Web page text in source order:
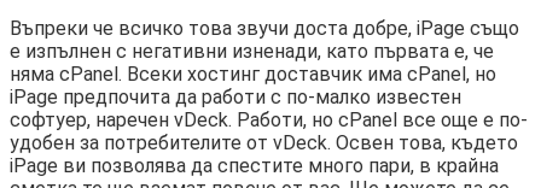
Въпреки че всичко това звучи доста добре, iPage също
е изпълнен с негативни изненади, като първата е, че
няма cPanel. Всеки хостинг доставчик има cPanel, но
iPage предпочита да работи с по-малко известен
софтуер, наречен vDeck. Работи, но cPanel все още е по-
удобен за потребителите от vDeck. Освен това, където
iPage ви позволява да спестите много пари, в крайна